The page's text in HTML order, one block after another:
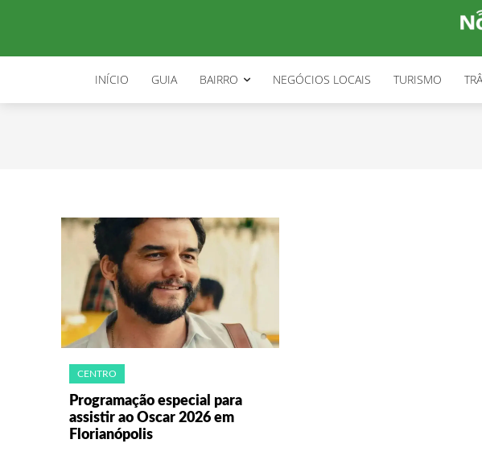
INÍCIO GUIA BAIRRO NEGÓCIOS LOCAIS TURISMO
berlin floripa
CENTRO
Programação especial para
assistir ao Oscar 2026 em
Florianópolis